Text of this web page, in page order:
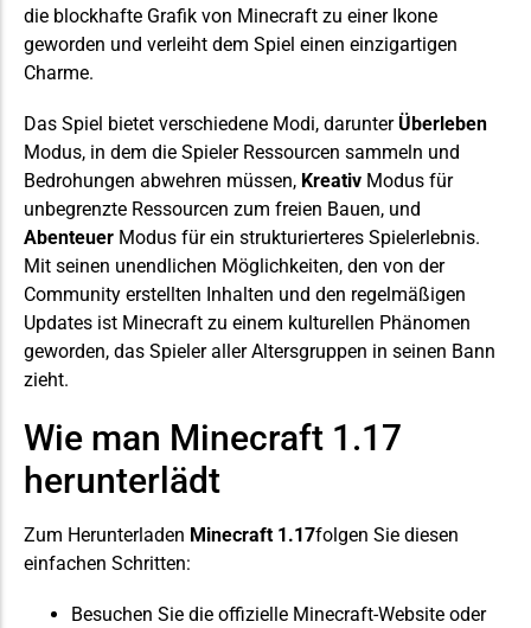
die blockhafte Grafik von Minecraft zu einer Ikone
geworden und verleiht dem Spiel einen einzigartigen
Charme.
Das Spiel bietet verschiedene Modi, darunterÜberleben
Modus, in dem die Spieler Ressourcen sammeln und
Bedrohungen abwehren müssen, Kreativ Modus für
unbegrenzte Ressourcen zum freien Bauen, und
Abenteuer Modus für ein strukturierteres Spielerlebnis.
Mit seinen unendlichen Möglichkeiten, den von der
Community erstellten Inhalten und den regelmäßigen
Updates ist Minecraft zu einem kulturellen Phänomen
geworden, das Spieler aller Altersgruppen in seinen Bann
zieht.
Wie man Minecraft 1.17
herunterlädt
Zum Herunterladen Minecraft 1.17folgen Sie diesen
einfachen Schritten:
Besuchen Sie die offizielle Minecraft-Website oder